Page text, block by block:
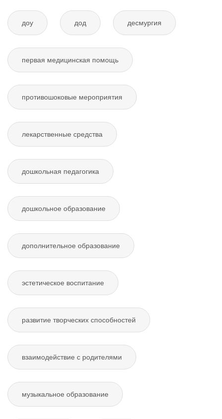
доу дод десмургия
первая медицинская помощь
противошоковые мероприятия
лекарственные средства
дошкольная педагогика
дошкольное образование
дополнительное образование
эстетическое воспитание
развитие творческих способностей
взаимодействие с родителями
музыкальное образование